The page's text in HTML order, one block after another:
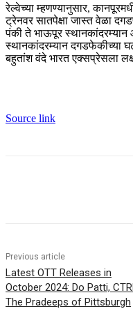
रेल्वेच्या म्हणण्यानुसार,
ट्रेनवर सातपेक्षा जास्त वेळा
पंकी ते भाऊपूर स्थानकांदरम्यान
स्थानकांदरम्यान दगडफेकीच्या
बहुतांश वंदे भारत एक्सप्रेसला
Source link
Previous article
Latest OTT Releases in
October 2024: Do Patti,
The Pradeeps of Pittsburgh